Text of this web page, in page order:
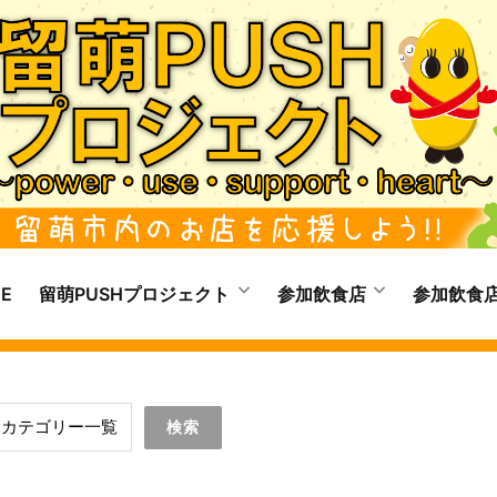
留萌PUSHプロジェクト 参加飲食店 参加飲食